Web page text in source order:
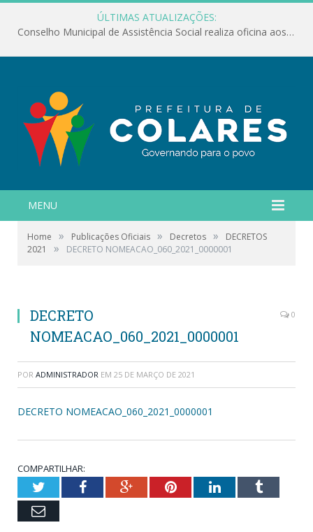
ÚLTIMAS ATUALIZAÇÕES:
Conselho Municipal de Assistência Social realiza oficina aos servidores
MENU
Home » Publicações Oficiais » Decretos »
DECRETOS
2021
» DECRETO NOMEACAO_060_2021_0000001
DECRETO
NOMEACAO_060_2021_0000001
0
POR ADMINISTRADOR EM 25 DE MARÇO DE 2021
DECRETO NOMEACAO_060_2021_0000001
COMPARTILHAR:
TwitterFacebookGoogle+PinterestLinkedInTumblr
Email